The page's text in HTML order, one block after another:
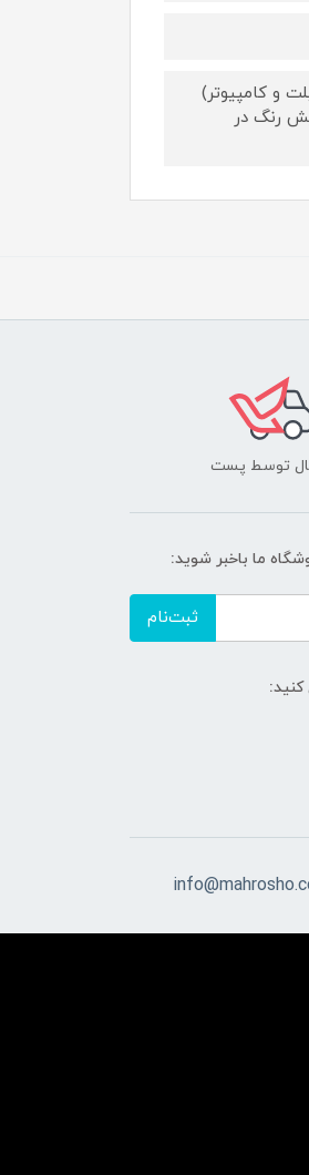
و کامپیوتر)
رنگ در
توسط پست
ما باخبر شوید:
ثبت‌نام
کنید: